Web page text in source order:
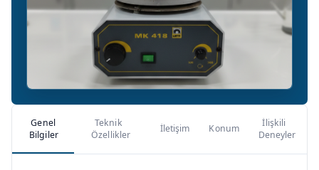
Genel
Bilgiler
Teknik
Özellikler
İletişim Konum
İlişkili
Deneyler